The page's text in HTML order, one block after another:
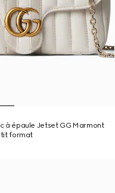
à épaule Jetset GG Marmont
format